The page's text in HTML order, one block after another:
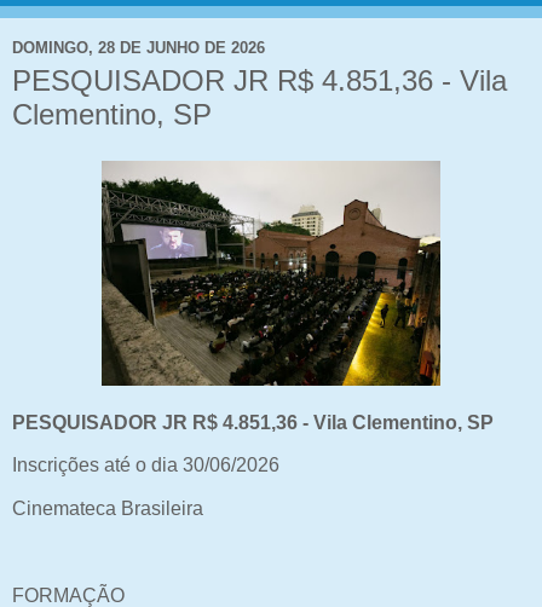
DOMINGO, 28 DE JUNHO DE 2026
PESQUISADOR JR R$ 4.851,36 - Vila
Clementino, SP
PESQUISADOR JR R$ 4.851,36 - Vila Clementino, SP
Inscrições até o dia 30/06/2026
Cinemateca Brasileira
FORMAÇÃO